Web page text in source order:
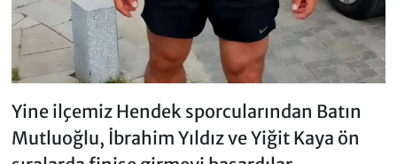
Yine ilçemiz Hendek sporcularından Batın
Mutluoğlu, İbrahim Yıldız ve Yiğit Kaya ön